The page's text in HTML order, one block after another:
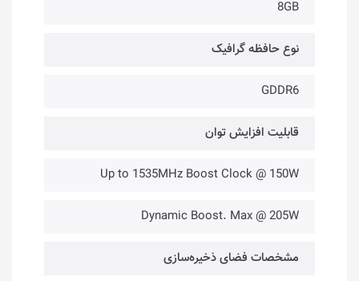
8GB
نوع حافظه گرافیک
GDDR6
قابلیت افزایش توان
Up to 1535MHz Boost Clock @ 150W
Dynamic Boost. Max @ 205W
مشخصات فضای ذخیره‌سازی